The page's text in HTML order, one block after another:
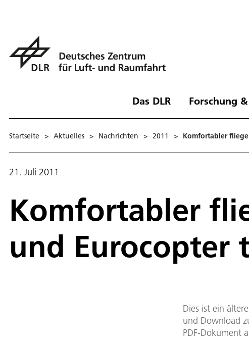
Das DLR Forschung
Startseite > Aktuelles > Nachrichten > 2011 > Komfortabler
21. Juli 2011
Komfortabler
und Eurocopter
Dies ist ein
und Download
PDF-Dokument